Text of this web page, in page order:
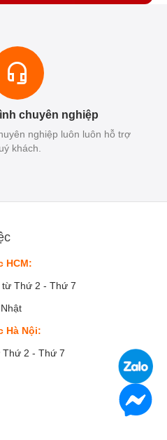
chuyên nghiệp
nghiệp luôn luôn hỗ trợ
khách.
HCM:
Thứ 2 - Thứ 7
Hà Nội:
2 - Thứ 7